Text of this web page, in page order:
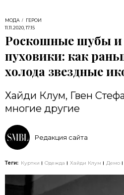
МОДА
ГЕРОИ
11.11.2020, 17:15
Роскошные шубы и
пуховики: как
холода звездные
Хайди Клум, Гвен
многие другие
Редакция сайта
Теги: Куртки Одежда Хайди Клум Демо